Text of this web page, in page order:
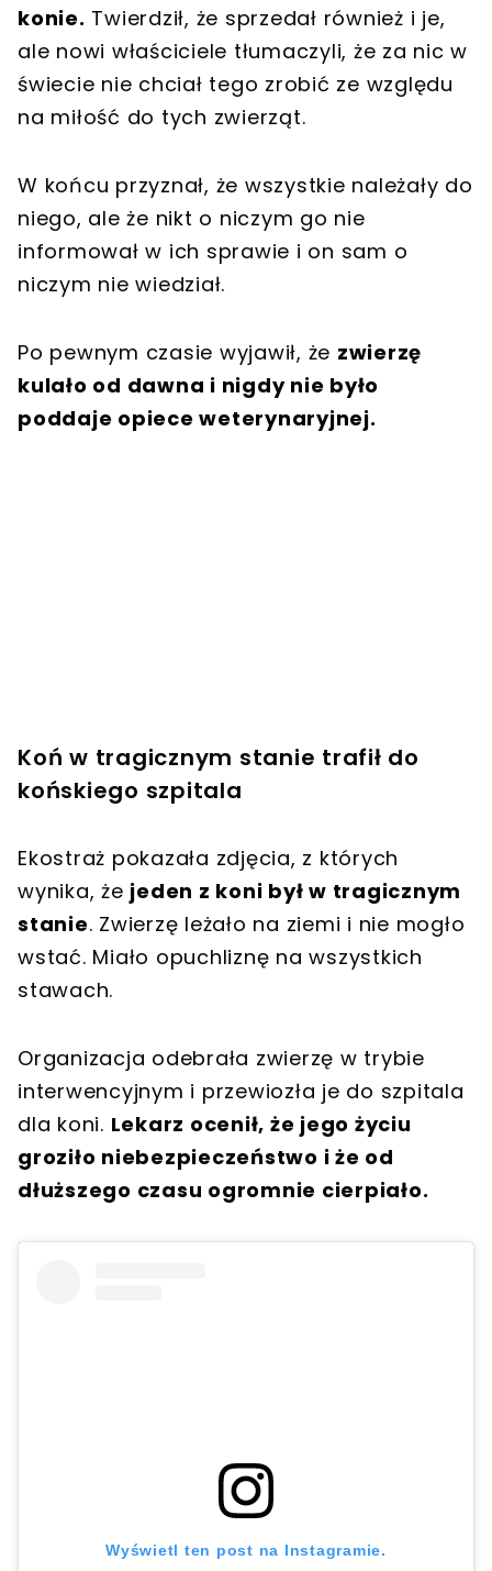
konie. Twierdził, że sprzedał również i je,
ale nowi właściciele tłumaczyli, że za nic w
świecie nie chciał tego zrobić ze względu
na miłość do tych zwierząt.
W końcu przyznał, że wszystkie należały do
niego, ale że nikt o niczym go nie
informował w ich sprawie i on sam o
niczym nie wiedział.
Po pewnym czasie wyjawił, że zwierzę
kulało od dawna i nigdy nie było
poddaje opiece weterynaryjnej.
Koń w tragicznym stanie trafił do
końskiego szpitala
Ekostraż pokazała zdjęcia, z których
wynika, że jeden z koni był w tragicznym
stanie. Zwierzę leżało na ziemi i nie mogło
wstać. Miało opuchliznę na wszystkich
stawach.
Organizacja odebrała zwierzę w trybie
interwencyjnym i przewiozła je do szpitala
dla koni. Lekarz ocenił, że jego życiu
groziło niebezpieczeństwo i że od
dłuższego czasu ogromnie cierpiało.
Wyświetl ten post na Instagramie.